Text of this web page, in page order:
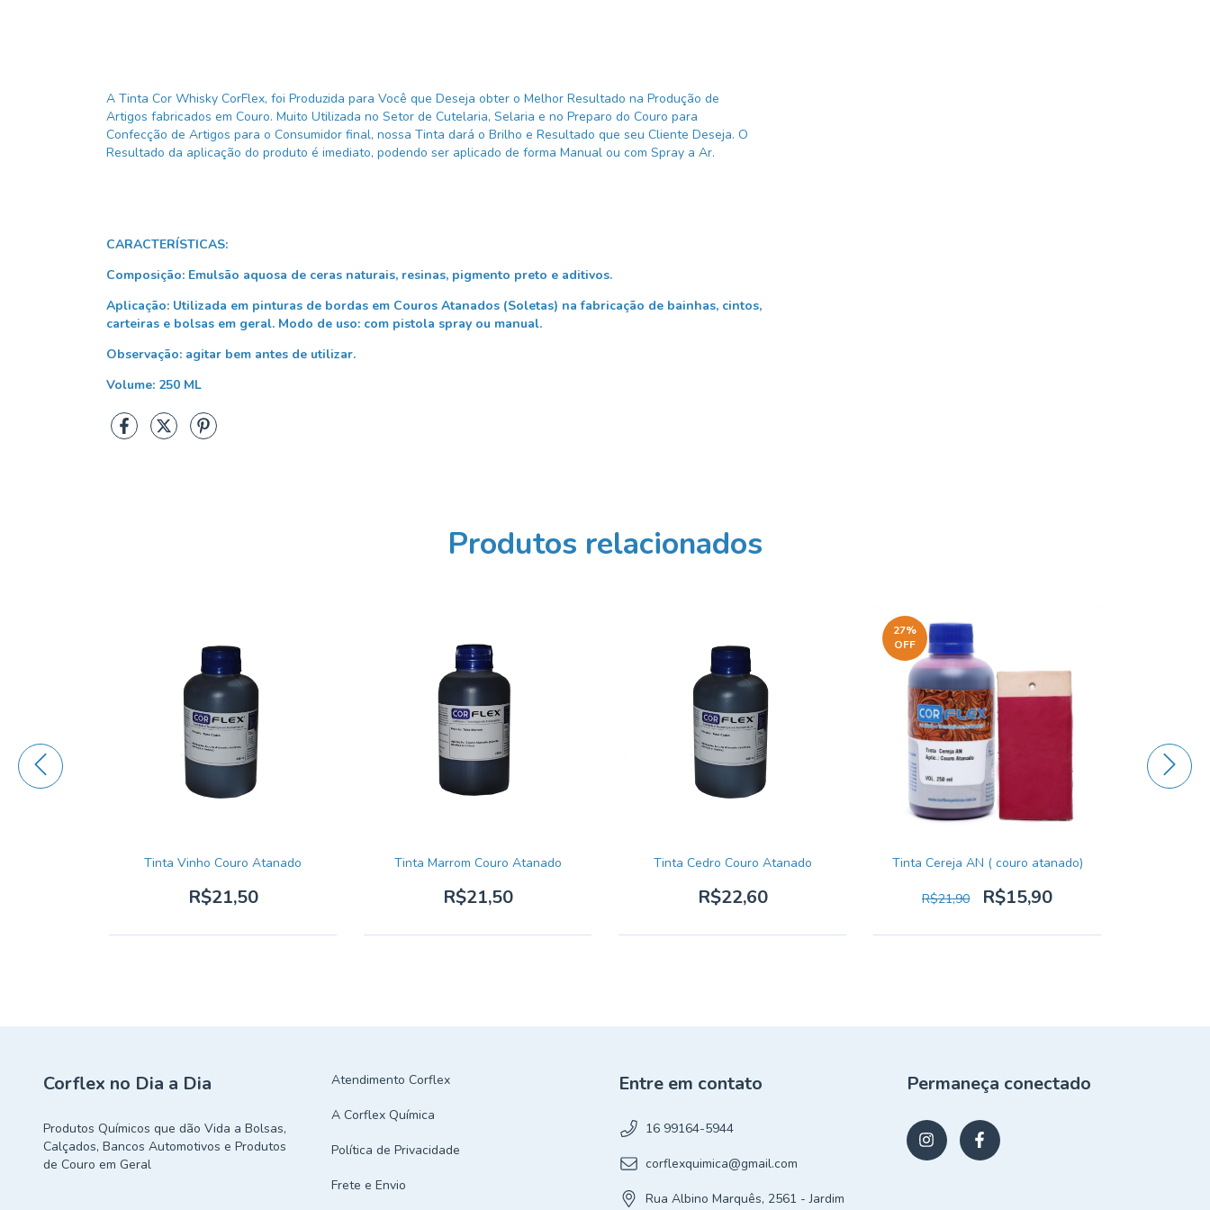
A Tinta Cor Whisky CorFlex, foi Produzida para Você que Deseja obter o Melhor Resultado na Produção de
Artigos fabricados em Couro. Muito Utilizada no Setor de Cutelaria, Selaria e no Preparo do Couro para
Confecção de Artigos para o Consumidor final, nossa Tinta dará o Brilho e Resultado que seu Cliente Deseja. O
Resultado da aplicação do produto é imediato, podendo ser aplicado de forma Manual ou com Spray a Ar.
CARACTERÍSTICAS:
Composição: Emulsão aquosa de ceras naturais, resinas, pigmento preto e aditivos.
Aplicação: Utilizada em pinturas de bordas em Couros Atanados (Soletas) na fabricação de bainhas, cintos,
carteiras e bolsas em geral. Modo de uso: com pistola spray ou manual.
Observação: agitar bem antes de utilizar.
Volume: 250 ML
Produtos relacionados
Tinta Vinho Couro Atanado
R$21,50
Tinta Marrom Couro Atanado
R$21,50
Tinta Cedro Couro Atanado
R$22,60
27%
OFF
Tinta Cereja AN ( couro atanado)
R$21,90 R$15,90
Corflex no Dia a Dia
Produtos Químicos que dão Vida a Bolsas,
Calçados, Bancos Automotivos e Produtos
de Couro em Geral
Atendimento Corflex
A Corflex Química
Política de Privacidade
Frete e Envio
Entre em contato
16 99164-5944
corflexquimica@gmail.com
Rua Albino Marquês, 2561 - Jardim
Permaneça conectado